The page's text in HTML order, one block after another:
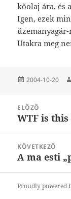
kőolaj ára, és
Igen, ezek
Utakra meg
Közzétéve
2004-10-20
navigáció
ELŐZŐ
Korábbi
WTF is
KÖVETKEZŐ
Következő
A ma esti
Proudly powered